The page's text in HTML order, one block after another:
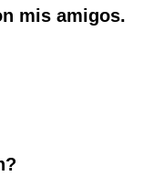
mis amigos.